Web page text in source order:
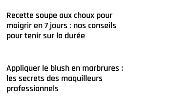
Recette soupe aux choux pour
maigrir en 7 jours : nos conseils
pour tenir sur la durée
Appliquer le blush en marbrures :
les secrets des maquilleurs
professionnels